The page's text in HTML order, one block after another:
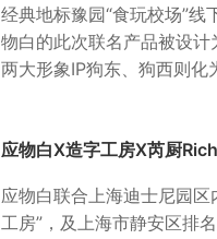
经典地标豫园“食玩校场”线
物白的此次联名产品被设
两大形象IP狗东、狗西则化
应物白X造字工房X芮厨
应物白联合上海迪士尼园
工房”，及上海市静安区排